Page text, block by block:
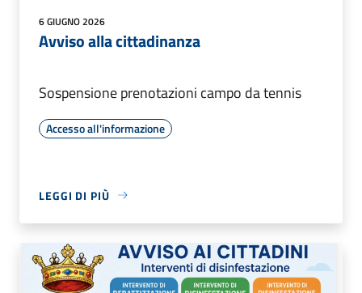
6 GIUGNO 2026
Avviso alla cittadinanza
Sospensione prenotazioni campo da tennis
Accesso all'informazione
LEGGI DI PIÙ